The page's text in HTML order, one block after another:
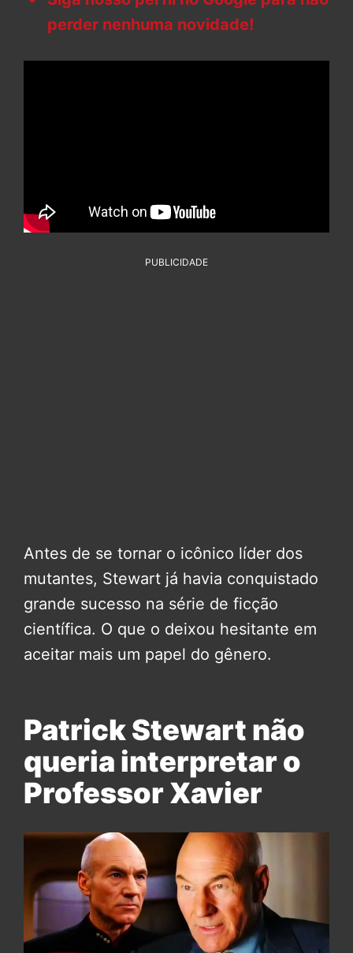
perder nenhuma novidade!
PUBLICIDADE
Antes de se tornar o icônico líder dos
mutantes, Stewart já havia conquistado
grande sucesso na série de ficção
científica. O que o deixou hesitante em
aceitar mais um papel do gênero.
Patrick Stewart não
queria interpretar o
Professor Xavier